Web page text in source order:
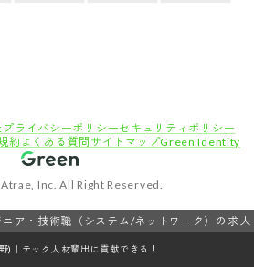
プライバシーポリシーセキュリティポリシー
約 よくある質問 サイトマップGreen Identity
Inc. All Right Reserved.
ニア・技術職（システム/ネットワーク）の求人
｜テック人材輩出に貢献できる！